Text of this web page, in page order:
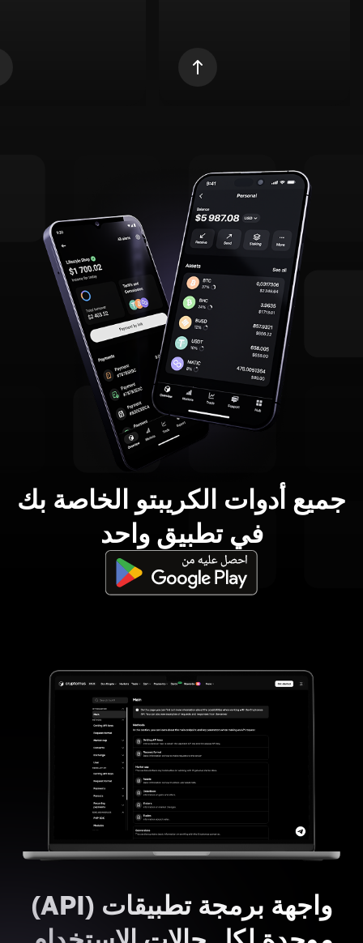
جميع أدوات الكريبتو الخاصة بك
في تطبيق واحد
واجهة برمجة تطبيقات (API)